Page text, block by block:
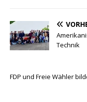
Technik
FDP und Freie Wähler